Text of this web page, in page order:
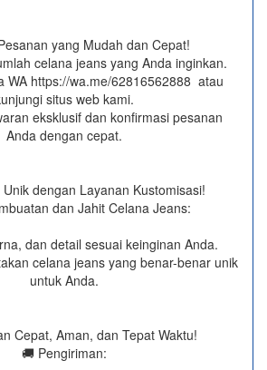
yang Mudah dan Cepat!
celana jeans yang Anda inginkan.
WA https://wa.me/62816562888​ atau
situs web kami.
eksklusif dan konfirmasi pesanan
Anda dengan cepat.
dengan Layanan Kustomisasi!
dan Jahit Celana Jeans:
dan detail sesuai keinginan Anda.
celana jeans yang benar-benar unik
untuk Anda.
Cepat, Aman, dan Tepat Waktu!
🚚 Pengiriman: